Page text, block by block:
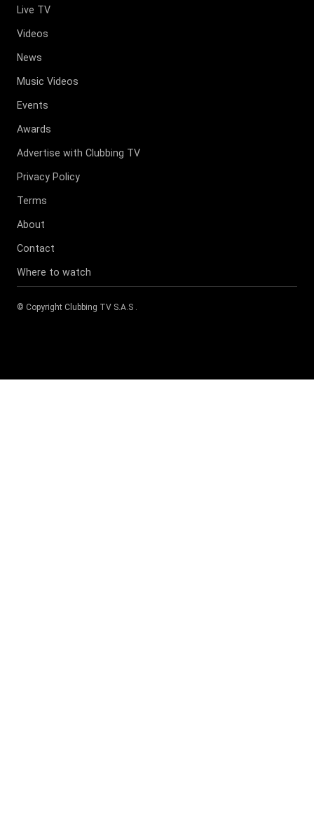
Live TV
Videos
News
Music Videos
Events
Awards
Advertise with Clubbing TV
Privacy Policy
Terms
About
Contact
Where to watch
© Copyright Clubbing TV S.A.S .